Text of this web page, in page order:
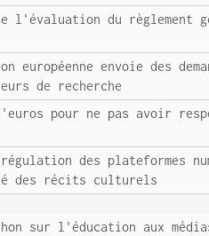
de l'évaluation du règlement
envoie des
de recherche
pour ne pas avoir
des plateformes
des récits culturels
sur l'éducation aux